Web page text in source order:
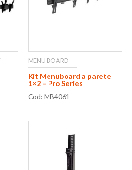
MENU BOARD
Kit Menuboard a parete
1×2 – Pro Series
Cod: MB4061